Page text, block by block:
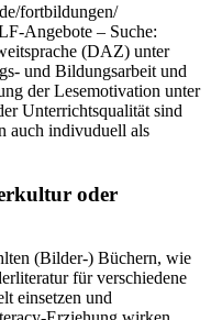
fortbildungen/
Angebote – Suche:
(DAZ) unter
und Bildungsarbeit und
der Lesemotivation unter
Unterrichtsqualität sind
auch indivuduell als
oder
(Bilder-) Büchern, wie
für verschiedene
einsetzen und